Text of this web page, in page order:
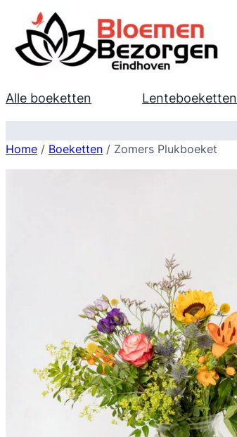
Alle boeketten Lenteboeketten
Home / Boeketten / Zomers Plukboeket